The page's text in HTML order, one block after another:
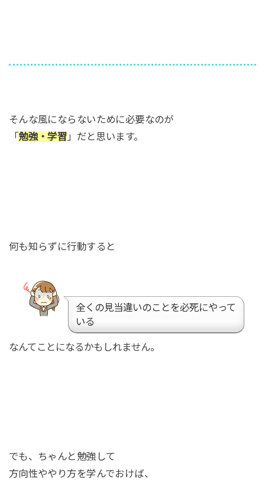
そんな風にならないために必要なのが
「勉強・学習 」だと思います。
何も知らずに行動すると
全くの見当違いのことを必死にやって
いる
なんてことになるかもしれません。
でも、ちゃんと勉強して
方向性ややり方を学んでおけば、